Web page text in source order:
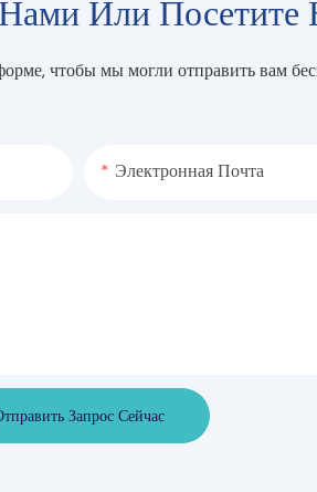
Или Посетите
чтобы мы могли отправить вам
Электронная Почта
Запрос Сейчас